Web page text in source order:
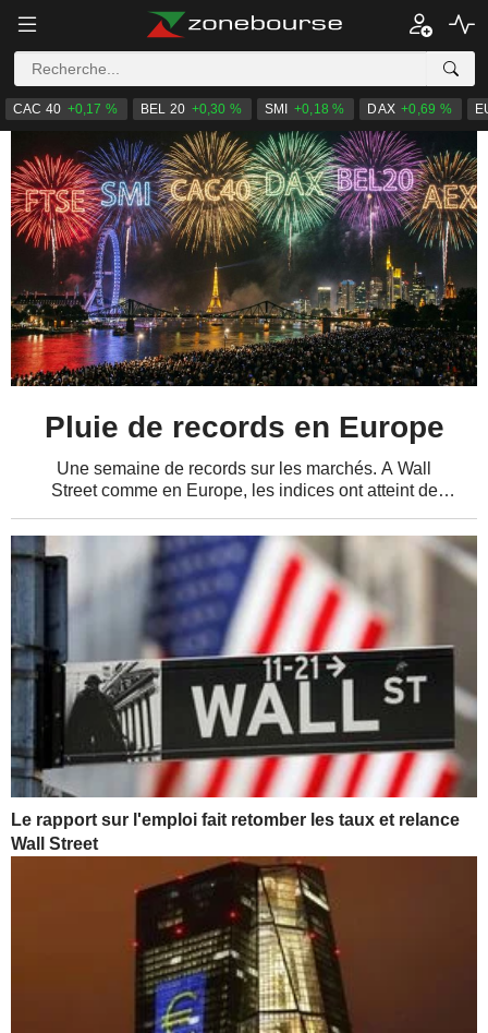
CAC 40 +0,17 % BEL 20 +0,30 % SMI +0,18 % DAX +0,69 %
Le rapport sur l'emploi fait retomber les taux et relance
Wall Street
Pluie de records en Europe
Une semaine de records sur les marchés. A Wall
Street comme en Europe, les indices ont atteint de
d'entreprises et une relative détente de la...